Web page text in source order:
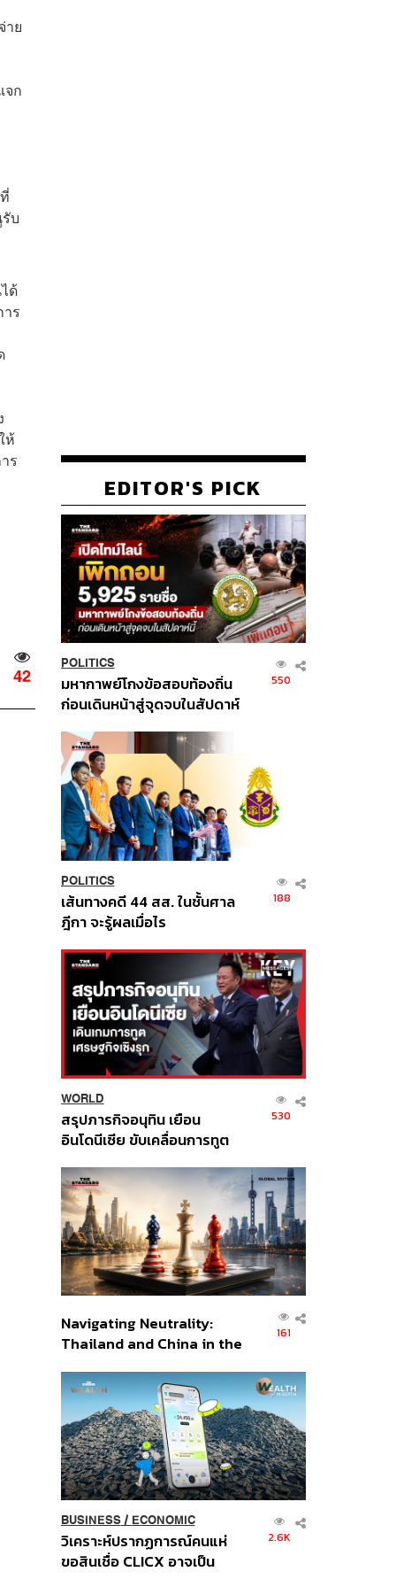
าย
จก
บ
ด้
ร
ห้
ร
42
EDITOR'S PICK
POLITICS
มหากาพย์โกงข้อสอบท้องถิ่น
ก่อนเดินหน้าสู่จุดจบในสัปดาห์
550
POLITICS
เส้นทางคดี 44 สส. ในชั้นศาล
ฎีกา จะรู้ผลเมื่อไร
188
WORLD
สรุปภารกิจอนุทิน เยือน
อินโดนีเซีย ขับเคลื่อนการทูต
ส่วนยุทธศาสตร์ไทย –
อินโดนีเซีย
530
Navigating Neutrality:
Thailand and China in the
Order
161
BUSINESS/ ECONOMIC
วิเคราะห์ปรากฏการณ์คนแห่
ขอสินเชื่อ CLICX อาจเป็น
2.6K